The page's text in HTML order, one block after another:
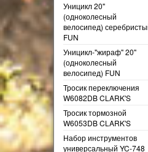
Уницикл 20"
(одноколесный
велосипед)
FUN
Уницикл-"жираф" 20"
(одноколесный
велосипед) FUN
Тросик переключения
W6082DB CLARK'S
Тросик тормозной
W6053DB CLARK'S
Набор инструментов
универсальный YC-748